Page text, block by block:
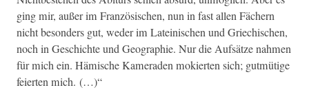
ging mir, außer im Franzö­sis­chen, nun in fast allen Fäch­ern
nicht beson­ders gut, wed­er im Lateinis­chen und Griechis­chen,
noch in Geschichte und Geo­gra­phie. Nur die Auf­sätze nah­men
für mich ein. Hämis­che Kam­er­aden mok­ierten sich; gut­mütige
feierten mich. (…)“